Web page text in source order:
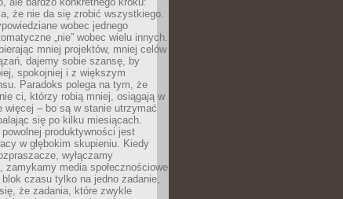
że nie da się zrobić wszystkiego.
wobec jednego
„nie” wobec wielu innych.
mniej projektów, mniej celów
dajemy sobie szansę, by
spokojniej i z większym
Paradoks polega na tym, że
ci, którzy robią mniej, osiągają w
więcej – bo są w stanie utrzymać
się po kilku miesiącach.
powolnej produktywności jest
w głębokim skupieniu. Kiedy
wyłączamy
zamykamy media społecznościowe
czasu tylko na jedno zadanie,
że zadania, które zwykle